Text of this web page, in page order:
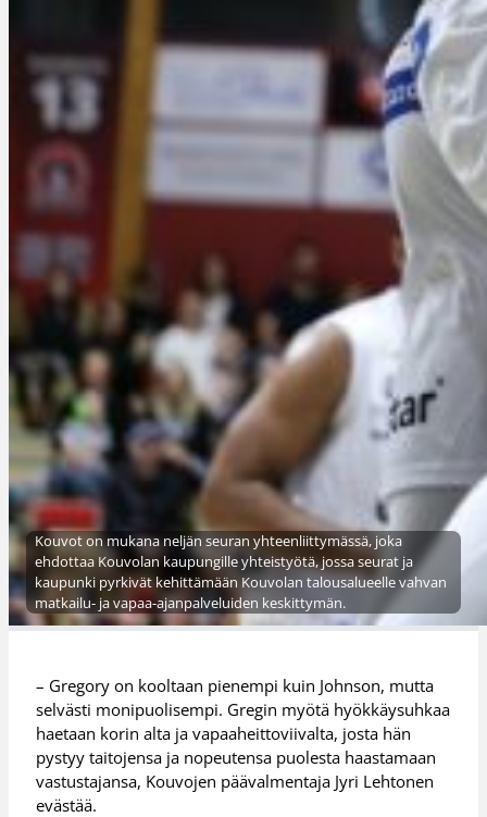
Kouvot on mukana neljän seuran yhteenliittymässä, joka
ehdottaa Kouvolan kaupungille yhteistyötä, jossa seurat ja
kaupunki pyrkivät kehittämään Kouvolan talousalueelle vahvan
matkailu- ja vapaa-ajanpalveluiden keskittymän.
– Gregory on kooltaan pienempi kuin Johnson, mutta
selvästi monipuolisempi. Gregin myötä hyökkäysuhkaa
haetaan korin alta ja vapaaheittoviivalta, josta hän
pystyy taitojensa ja nopeutensa puolesta haastamaan
vastustajansa, Kouvojen päävalmentaja Jyri Lehtonen
evästää.